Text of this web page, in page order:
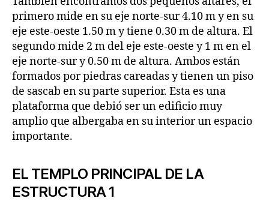
primero mide en su eje norte-sur 4.10 m y en su
eje este-oeste 1.50 m y tiene 0.30 m de altura. El
segundo mide 2 m del eje este-oeste y 1 m en el
eje norte-sur y 0.50 m de altura. Ambos están
formados por piedras careadas y tienen un piso
de sascab en su parte superior. Esta es una
plataforma que debió ser un edificio muy
amplio que albergaba en su interior un espacio
importante.
EL TEMPLO PRINCIPAL DE LA
ESTRUCTURA 1